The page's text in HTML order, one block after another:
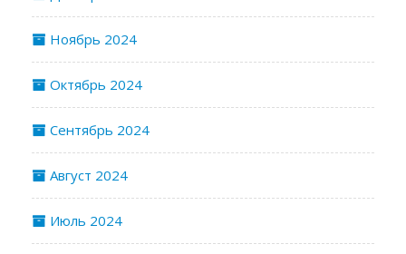
Ноябрь 2024
Октябрь 2024
Сентябрь 2024
Август 2024
Июль 2024